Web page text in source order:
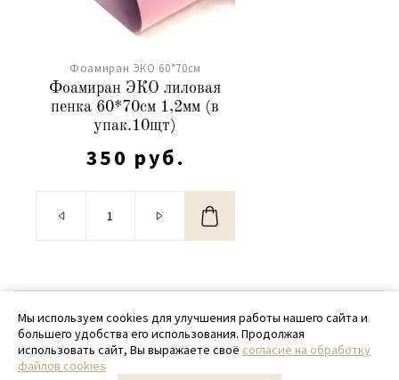
Фоамиран ЭКО 60*70см
Фоамиран ЭКО лиловая
пенка 60*70см 1,2мм (в
упак.10щт)
350 руб.
© 2020 - 2026 SamPack
+ 7 (918) 699-97-87
zakaz@sampack.store
Мы используем cookies для улучшения работы нашего сайта и
большего удобства его использования. Продолжая
использовать сайт, Вы выражаете своё согласие на обработку
файлов cookies